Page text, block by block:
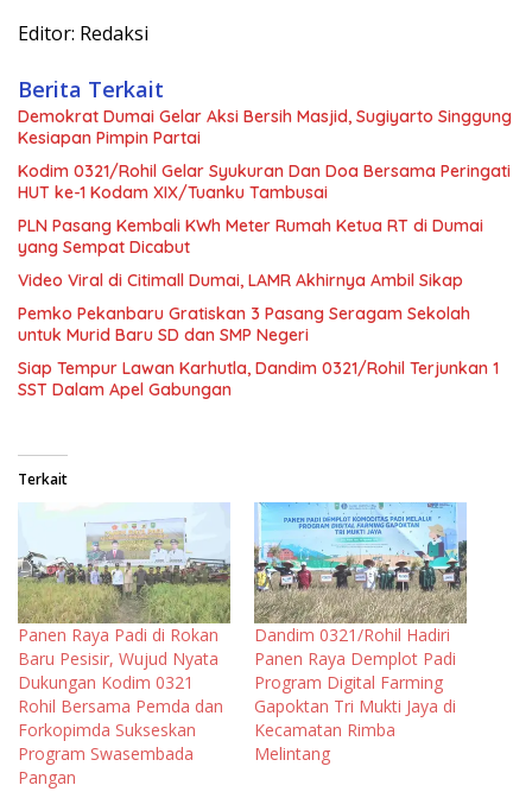
Editor: Redaksi
Berita Terkait
Demokrat Dumai Gelar Aksi Bersih Masjid, Sugiyarto Singgung
Kesiapan Pimpin Partai
Kodim 0321/Rohil Gelar Syukuran Dan Doa Bersama Peringati
HUT ke-1 Kodam XIX/Tuanku Tambusai
PLN Pasang Kembali KWh Meter Rumah Ketua RT di Dumai
yang Sempat Dicabut
Video Viral di Citimall Dumai, LAMR Akhirnya Ambil Sikap
Pemko Pekanbaru Gratiskan 3 Pasang Seragam Sekolah
untuk Murid Baru SD dan SMP Negeri
Siap Tempur Lawan Karhutla, Dandim 0321/Rohil Terjunkan 1
SST Dalam Apel Gabungan
Terkait
Panen Raya Padi di Rokan
Baru Pesisir, Wujud Nyata
Dukungan Kodim 0321
Rohil Bersama Pemda dan
Forkopimda Sukseskan
Program Swasembada
Pangan
Dandim 0321/Rohil Hadiri
Panen Raya Demplot Padi
Program Digital Farming
Gapoktan Tri Mukti Jaya di
Kecamatan Rimba
Melintang